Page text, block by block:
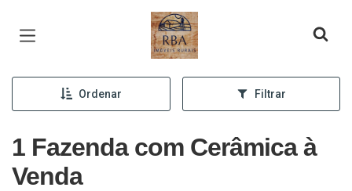
Página inicial
Ordenar Filtrar
1 Fazenda com Cerâmica à
Venda